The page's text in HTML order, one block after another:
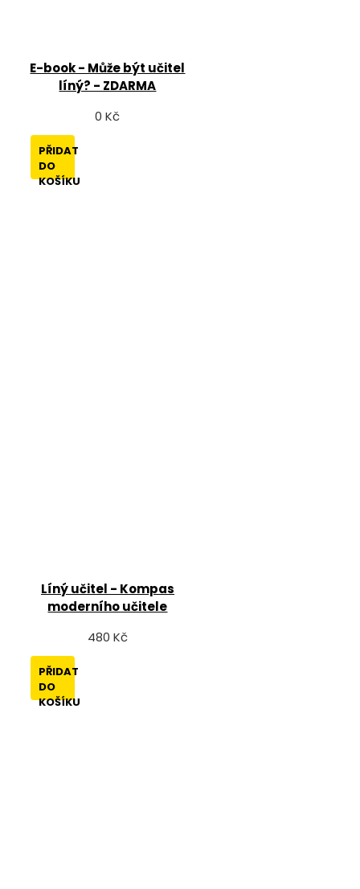
E-book - Může být učitel
líný? - ZDARMA
0 Kč
PŘIDAT
DO
KOŠÍKU
Líný učitel - Kompas
moderního učitele
480 Kč
PŘIDAT
DO
KOŠÍKU